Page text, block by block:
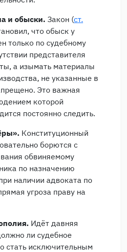
и обыски. Закон (ст.
что обыск у
только по судебному
представителя
а изымать материалы
не указанные в
Это важная
которой
постоянно следить.
Конституционный
борются с
обвиняемому
по назначению
наличии адвоката по
угроза праву на
Идёт давняя
ли судебное
стать исключительным